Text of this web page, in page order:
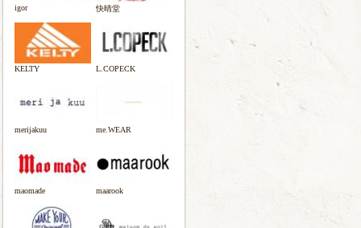
igor 快晴堂
KELTY L.COPECK
merijakuu me.WEAR
maomade maarook